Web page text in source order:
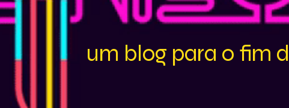
um blog para o fim